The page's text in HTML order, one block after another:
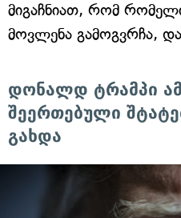
მიგაჩნიათ, რომ
მოვლენა გამოგვრჩა,
დონალდ ტრამპი
შეერთებული
გახდა